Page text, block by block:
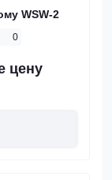
WSW-2
0
цену